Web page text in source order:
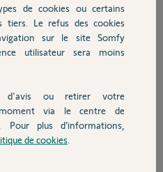
4 ans
de cookies ou certains
tiers. Le refus des cookies
sur le site Somfy
utilisateur sera moins
d'avis ou retirer votre
via le centre de
Pour plus d’informations,
de cookies